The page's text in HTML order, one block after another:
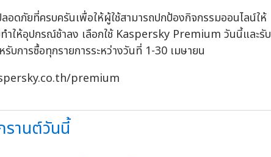
อดภัยที่ครบครันเพื่อให้ผู้ใช้สามารถปกป้องกิจกรรมออนไลน์ให้
ำให้อุปกรณ์ช้าลง เลือกใช้ Kaspersky Premium วันนี้และรับ
การซื้อทุกรายการระหว่างวันที่ 1-30 เมษายน
premium
รานต์วันนี้